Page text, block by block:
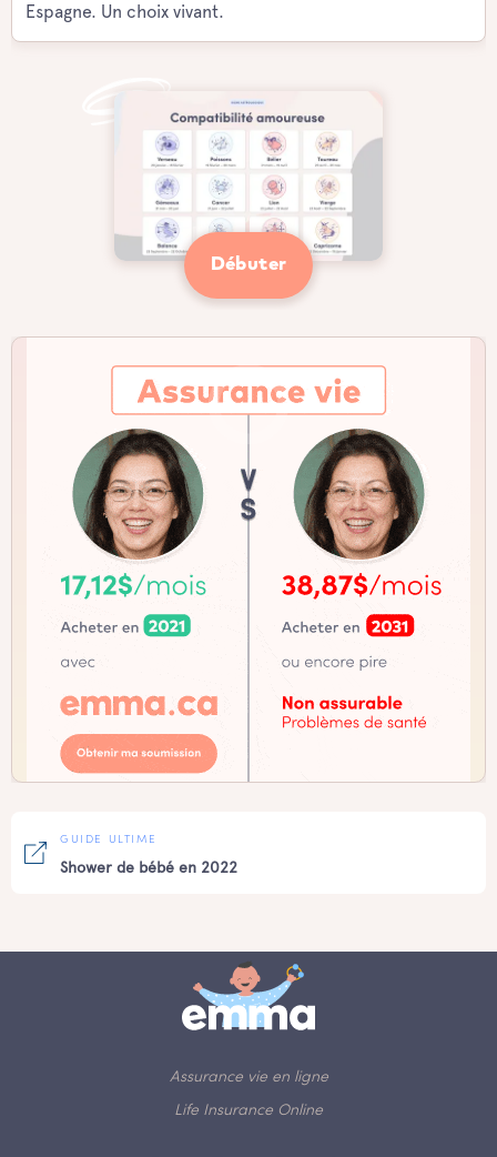
Espagne. Un choix vivant.
Débuter
GUIDE ULTIME
Shower de bébé en 2022
Assurance vie en ligne
Life Insurance Online